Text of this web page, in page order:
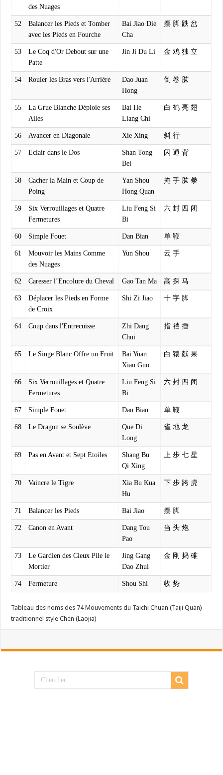
des Nuages
52
Balancer les Pieds et Tomber
avec les Pieds en Fourche
Bai Jiao Die
Cha
摆 脚 跌 岔
53
Le Coq d'Or Debout sur une
Patte
Jin Ji Du Li 金 鸡 独 立
54 Rouler les Bras vers l'Arrière
Dao Juan
Hong
倒 卷 肱
55
La Grue Blanche Déploie ses
Ailes
Bai He
Liang Chi
白 鹤 亮 翅
56 Avancer en Diagonale Xie Xing 斜 行
57 Eclair dans le Dos
Shan Tong
Bei
闪 通 背
58
Cacher la Main et Coup de
Poing
Yan Shou
Hong Quan
掩 手 肱 拳
59
Six Verrouillages et Quatre
Fermetures
Liu Feng Si
Bi
六 封 四 闭
60 Simple Fouet Dan Bian 单 鞭
61
Mouvoir les Mains Comme
des Nuages
Yun Shou 云 手
62 Caresser l’Encolure du Cheval Gao Tan Ma 高 探 马
63
Déplacer les Pieds en Forme
de Croix
Shi Zi Jiao 十 字 脚
64 Coup dans l'Entrecuisse
Zhi Dang
Chui
指 裆 捶
65 Le Singe Blanc Offre un Fruit
Bai Yuan
Xian Guo
白 猿 献 果
66
Six Verrouillages et Quatre
Fermetures
Liu Feng Si
Bi
六 封 四 闭
67 Simple Fouet Dan Bian 单 鞭
68 Le Dragon se Soulève
Que Di
Long
雀 地 龙
69 Pas en Avant et Sept Etoiles
Shang Bu
Qi Xing
上 步 七 星
70 Vaincre le Tigre
Xia Bu Kua
Hu
下 步 跨 虎
71 Balancer les Pieds Bai Jiao 摆 脚
72 Canon en Avant
Dang Tou
Pao
当 头 炮
73
Le Gardien des Cieux Pile le
Mortier
Jing Gang
Dao Zhui
金 刚 捣 碓
74 Fermeture Shou Shi 收 势
Tableau des noms des 74 Mouvements du Taichi Chuan (Taiji Quan)
traditionnel style Chen (Laojia)